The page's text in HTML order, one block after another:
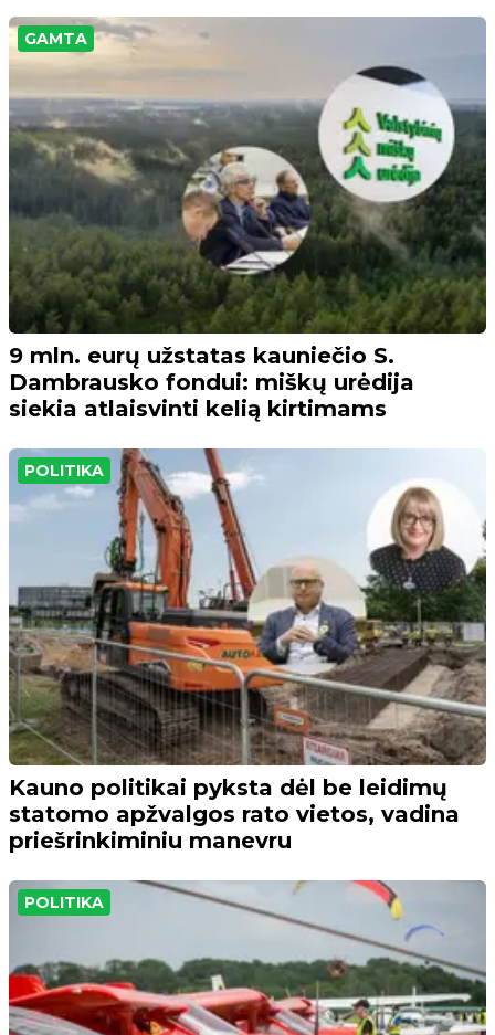
GAMTA
9 mln. eurų užstatas kauniečio S.
Dambrausko fondui: miškų urėdija
siekia atlaisvinti kelią kirtimams
POLITIKA
Kauno politikai pyksta dėl be leidimų
statomo apžvalgos rato vietos, vadina
priešrinkiminiu manevru
POLITIKA